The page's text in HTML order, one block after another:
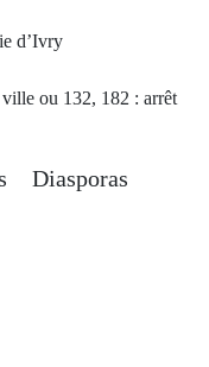
d’Ivry
ou 132, 182 : arrêt
Diasporas